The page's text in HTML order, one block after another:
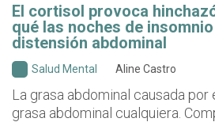
El cortisol provoca
qué las noches de
distensión abdominal
Salud Mental Aline Castro
La grasa abdominal causada por
grasa abdominal cualquiera.